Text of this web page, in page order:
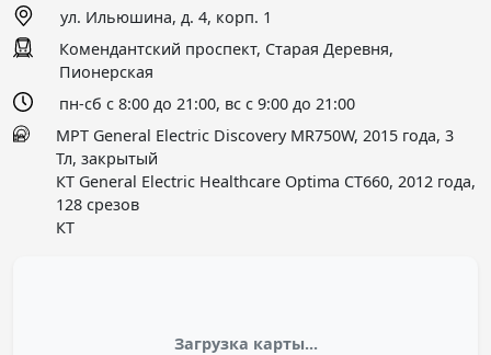
ул. Ильюшина, д. 4, корп. 1
Комендантский проспект, Старая Деревня,
Пионерская
пн-сб с 8:00 до 21:00, вс с 9:00 до 21:00
МРТ General Electric Discovery MR750W, 2015 года, 3
Тл, закрытый
КТ General Electric Healthcare Optima CT660, 2012 года,
128 срезов
КТ
Загрузка карты...